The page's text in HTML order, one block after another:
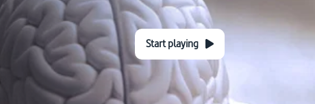
Start playing